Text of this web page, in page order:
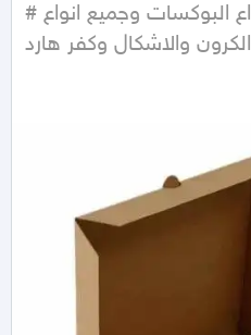
#مطبوعات جميع انواع البوكسات وجميع انواع
الكرون والاشكال وكفر هارد